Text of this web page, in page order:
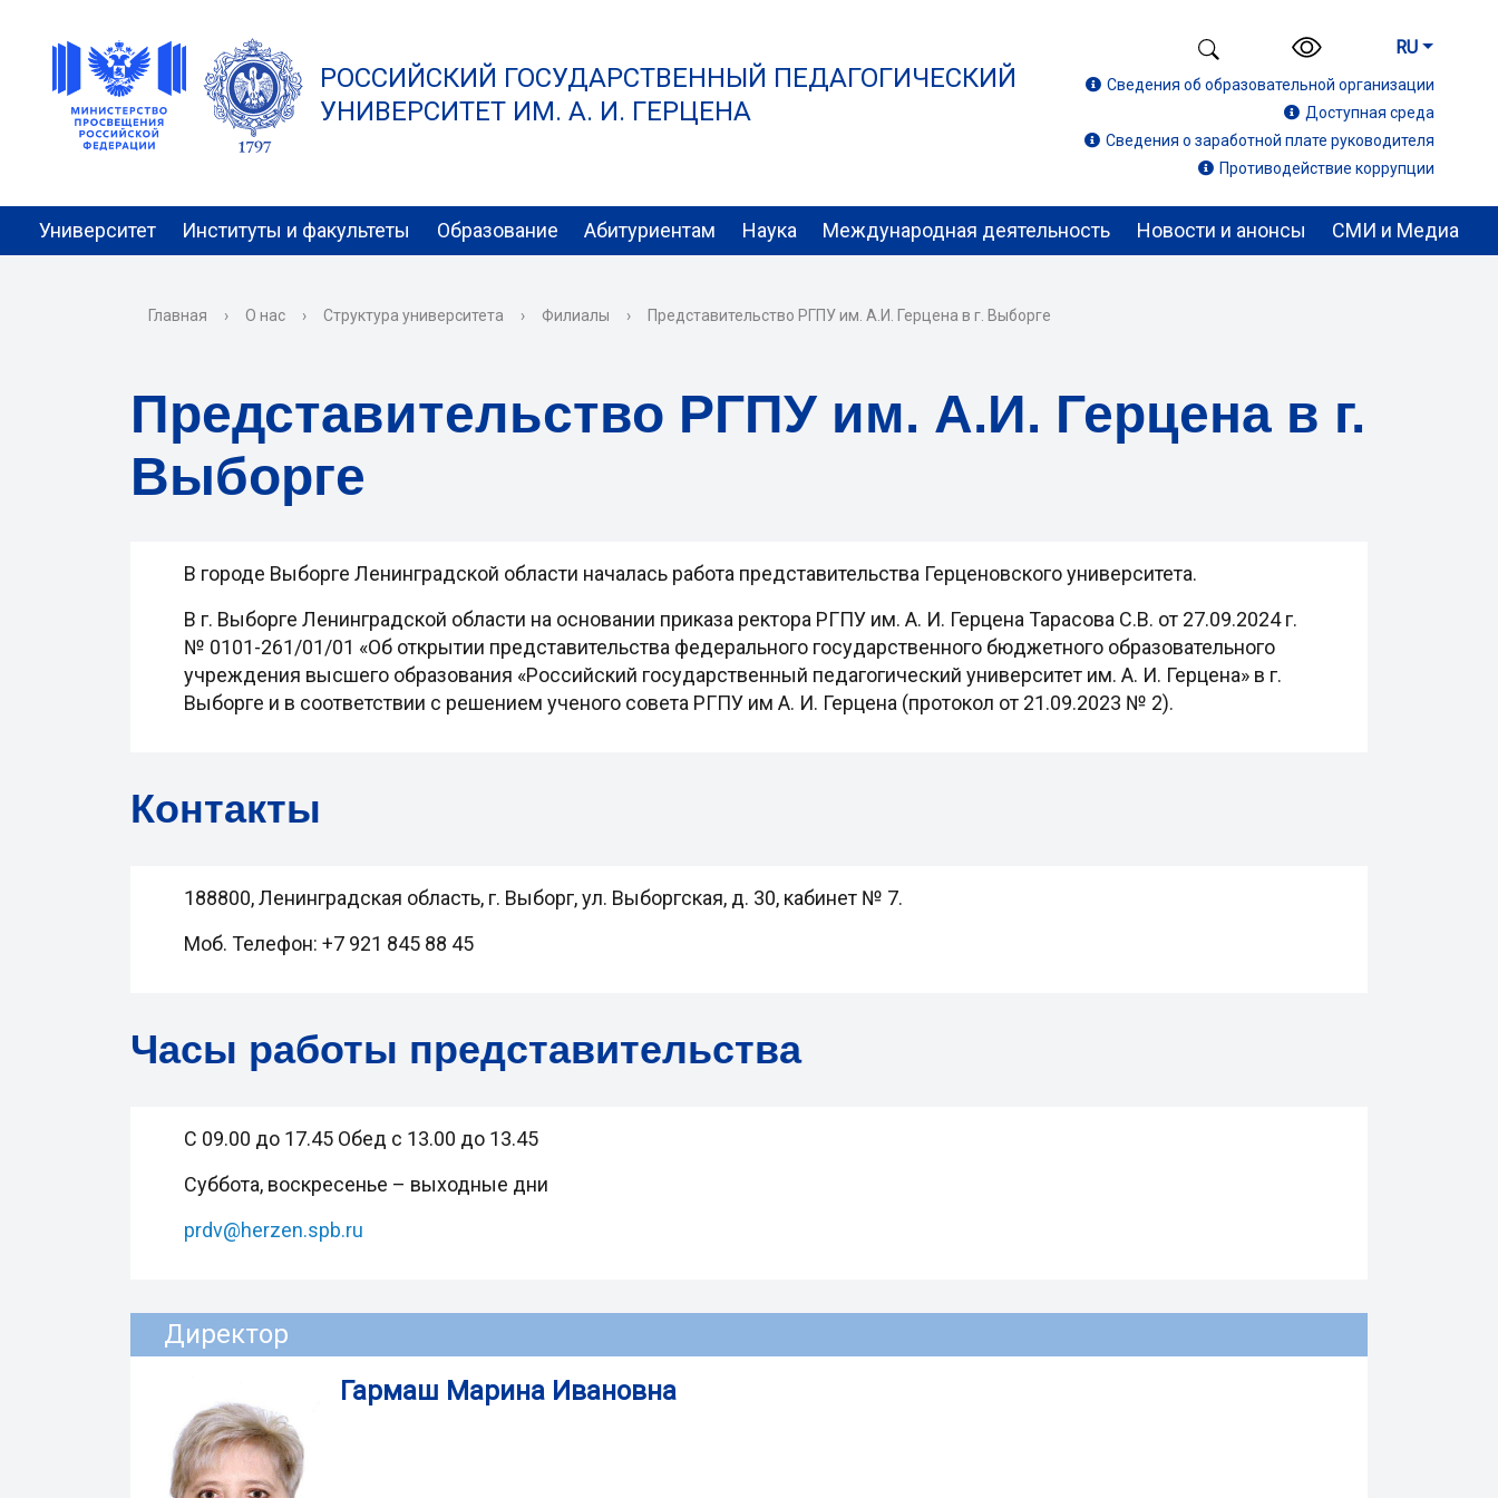
РОССИЙСКИЙ ГОСУДАРСТВЕННЫЙ ПЕДАГОГИЧЕСКИЙ
УНИВЕРСИТЕТ ИМ. А. И. ГЕРЦЕНА
RU
Сведения об образовательной организации
Доступная среда
Сведения о заработной плате руководителя
Противодействие коррупции
Университет Институты и факультеты Образование Абитуриентам Наука Международная деятельность Новости и анонсы СМИ и Медиа
Главная › О нас › Структура университета › Филиалы › Представительство РГПУ им. А.И. Герцена в г. Выборге
Представительство РГПУ им. А.И. Герцена в г.
Выборге
В городе Выборге Ленинградской области началась работа представительства Герценовского университета.
В г. Выборге Ленинградской области на основании приказа ректора РГПУ им. А. И. Герцена Тарасова С.В. от 27.09.2024 г.
№ 0101-261/01/01 «Об открытии представительства федерального государственного бюджетного образовательного
учреждения высшего образования «Российский государственный педагогический университет им. А. И. Герцена» в г.
Выборге и в соответствии с решением ученого совета РГПУ им А. И. Герцена (протокол от 21.09.2023 № 2).
Контакты
188800, Ленинградская область, г. Выборг, ул. Выборгская, д. 30, кабинет № 7.
Моб. Телефон: +7 921 845 88 45
Часы работы представительства
С 09.00 до 17.45 Обед с 13.00 до 13.45
Суббота, воскресенье – выходные дни
prdv@herzen.spb.ru
Директор
Гармаш Марина Ивановна